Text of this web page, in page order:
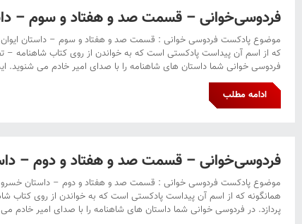
فردوسی‌خوانی – قسمت صد و هفتاد و سوم –
موضوع پادکست فردوسی خوانی : قسمت صد و هفتاد و سوم – داستان ایوان
که از اسم آن پیداست پادکستی است که به خواندن از روی کتاب شاهنامه –
فردوسی خوانی شما داستان های شاهنامه را با صدای امیر خادم می شنوید.
ادامه مطلب
فردوسی‌خوانی – قسمت صد و هفتاد و دوم –
موضوع پادکست فردوسی خوانی : قسمت صد و هفتاد و دوم – داستان
همانگونه که از اسم آن پیداست پادکستی است که به خواندن از روی کتاب
پردازد. در فردوسی خوانی شما داستان های شاهنامه را با صدای امیر خادم